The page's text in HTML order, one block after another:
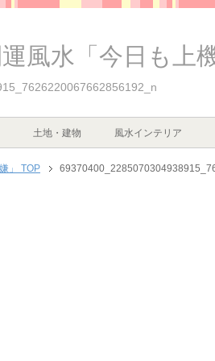
風水「今日も上機
土地・建物 風水インテリア
」 TOP